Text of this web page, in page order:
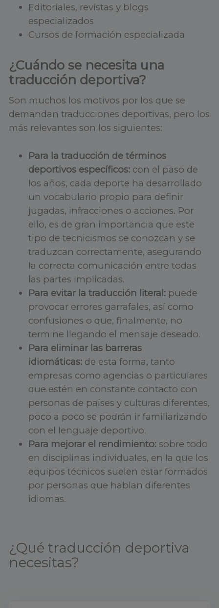
Editoriales, revistas y blogs
especializados
Cursos de formación especializada
¿Cuándo se necesita una
traducción deportiva?
Son muchos los motivos por los que se
demandan traducciones deportivas, pero los
más relevantes son los siguientes:
Para la traducción de términos
deportivos específicos: con el paso de
los años, cada deporte ha desarrollado
un vocabulario propio para definir
jugadas, infracciones o acciones. Por
ello, es de gran importancia que este
tipo de tecnicismos se conozcan y se
traduzcan correctamente, asegurando
la correcta comunicación entre todas
las partes implicadas.
Para evitar la traducción literal: puede
provocar errores garrafales, así como
confusiones o que, finalmente, no
termine llegando el mensaje deseado.
Para eliminar las barreras
idiomáticas: de esta forma, tanto
empresas como agencias o particulares
que estén en constante contacto con
personas de países y culturas diferentes,
poco a poco se podrán ir familiarizando
con el lenguaje deportivo.
Para mejorar el rendimiento: sobre todo
en disciplinas individuales, en la que los
equipos técnicos suelen estar formados
por personas que hablan diferentes
idiomas.
¿Qué traducción deportiva
necesitas?